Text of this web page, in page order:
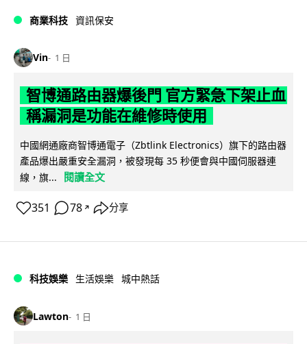
商業科技 資訊保安
Vin 1 日
智博通路由器爆後門 官方緊急下架止血
稱漏洞是功能在維修時使用
中國網通廠商智博通電子（Zbtlink Electronics）旗下的路由器
產品爆出嚴重安全漏洞，被發現每 35 秒便會與中國伺服器連
線，旗...
閱讀全文
351 78 ↗ 分享
科技娛樂 生活娛樂 城中熱話
Lawton 1 日